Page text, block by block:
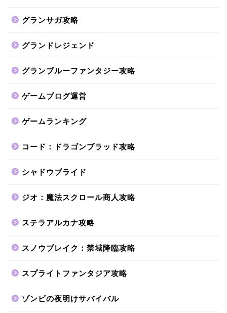
グランサガ攻略
グランドレジェンド
グランブルーファンタジー攻略
ゲームブログ運営
ゲームランキング
コード：ドラゴンブラッド攻略
シャドウブライド
ジオ：魔法スクロール商人攻略
ステラアルカナ攻略
スノウブレイク：禁域降臨攻略
スプライトファンタジア攻略
ゾンビの夜明けサバイバル